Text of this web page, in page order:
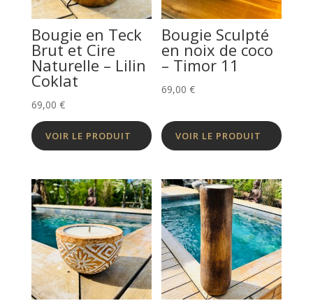
Bougie en Teck
Brut et Cire
Naturelle – Lilin
Coklat
69,00 €
VOIR LE PRODUIT
Bougie Sculpté
en noix de coco
– Timor 11
69,00€
VOIR LE PRODUIT